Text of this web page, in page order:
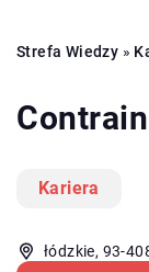
Strefa Wiedzy »
Kariera
łódzkie, 93-